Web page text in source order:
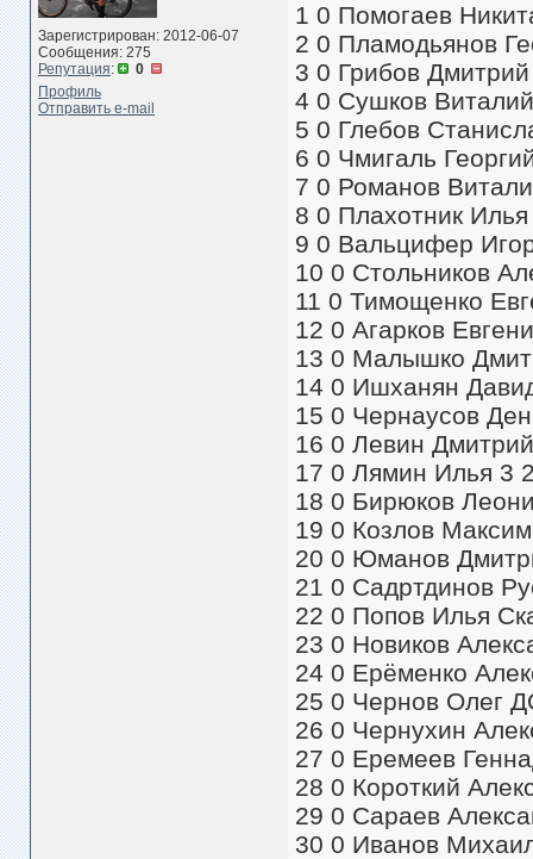
Зарегистрирован: 2012-06-07
Сообщения: 275
Репутация:
0
Профиль
Отправить e-mail
1 0 Помогаев
2 0 Пламодьянов
3 0 Грибов
4 0 Сушков
5 0 Глебов
6 0 Чмигаль
7 0 Романов
8 0 Плахотник
9 0 Вальцифер
10 0 Стольников
11 0 Тимощенко
12 0 Агарков
13 0 Малышко
14 0 Ишханян
15 0 Чернаусов
16 0 Левин
17 0 Лямин Илья 3
18 0 Бирюков
19 0 Козлов
20 0 Юманов
21 0 Садртдинов
22 0 Попов Илья
23 0 Новиков
24 0 Ерёменко
25 0 Чернов Олег
26 0 Чернухин
27 0 Еремеев
28 0 Короткий
29 0 Сараев
30 0 Иванов